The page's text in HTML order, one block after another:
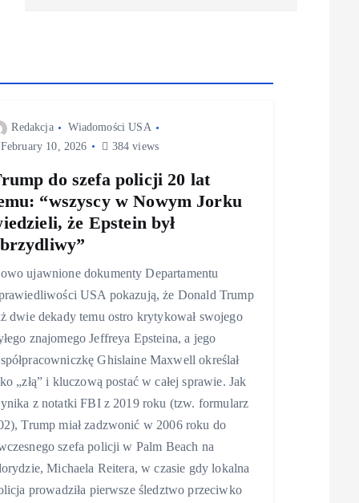
Redakcja
Wiadomości USA
February 10, 2026
384 views
do szefa policji 20 lat
“wszyscy w Nowym Jorku
że Epstein był
ujawnione dokumenty Departamentu
USA pokazują, że Donald Trump
dwie dekady temu ostro krytykował swojego
znajomego Jeffreya Epsteina, a jego
Ghislaine Maxwell określał
„złą” i kluczową postać w całej sprawie. Jak
z notatki FBI z 2019 roku (tzw. formularz
Trump miał zadzwonić w 2006 roku do
szefa policji w Palm Beach na
Michaela Reitera, w czasie gdy lokalna
prowadziła pierwsze śledztwo przeciwko